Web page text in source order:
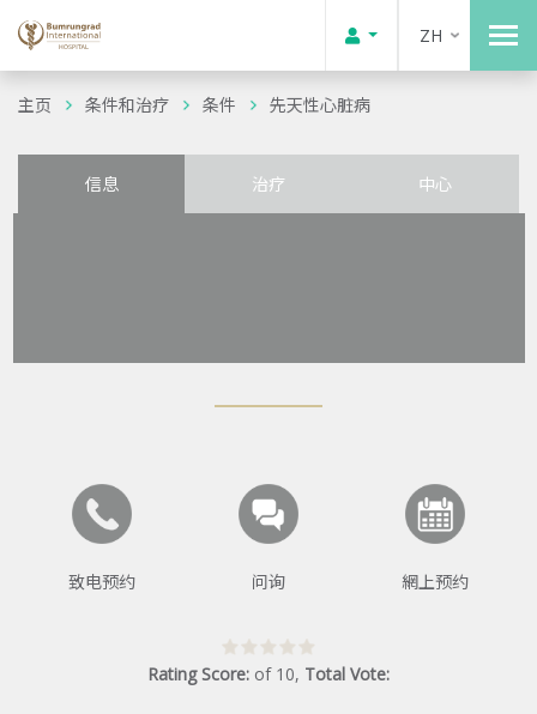
ZH
主页 条件和治疗 条件 先天性心脏病
信息 治疗 中心
致电预约 问询 網上预约
Rating Score: of 10, Total Vote: